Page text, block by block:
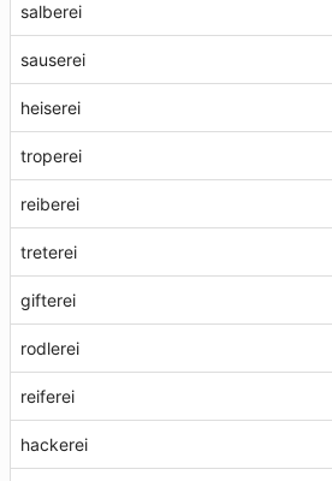
salberei
sauserei
heiserei
troperei
reiberei
treterei
gifterei
rodlerei
reiferei
hackerei